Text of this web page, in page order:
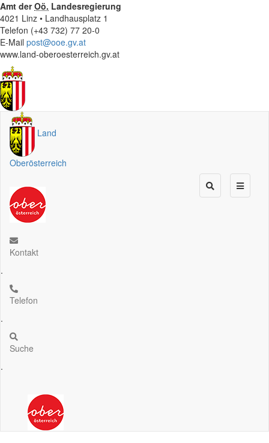
Amt derOö. Landesregierung
4021 Linz • Landhausplatz 1
Telefon (+43 732) 77 20-0
E-Mail post@ooe.gv.at
www.land-oberoesterreich.gv.at
Land
Oberösterreich
Kontakt
.
Telefon
.
Suche
.